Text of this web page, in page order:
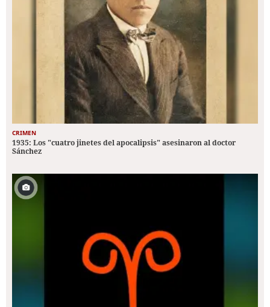
CRIMEN
1935: Los "cuatro jinetes del apocalipsis" asesinaron al doctor
Sánchez